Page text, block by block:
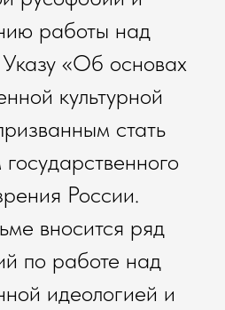
работы над
«Об основах
культурной
стать
России.
вносится ряд
по работе над
идеологией и